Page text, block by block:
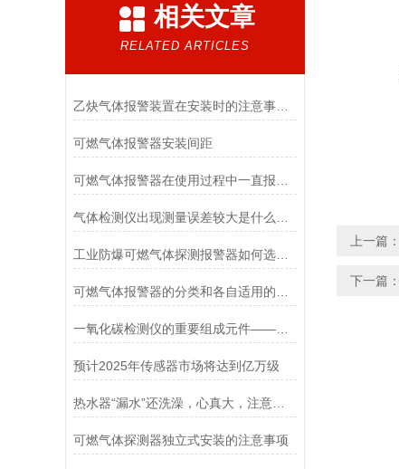
相关文章
RELATED ARTICLES
乙炔气体报警装置在安装时的注意事项有哪些？
可燃气体报警器安装间距
工业防爆可燃气体探测报警器如何选用原则
一氧化碳检测仪的重要组成元件——气体传感器
预计2025年传感器市场将达到亿万级
热水器“漏水”还洗澡，心真大，注意这几点，安使用才更好！
可燃气体探测器独立式安装的注意事项
上一篇：
下一篇：